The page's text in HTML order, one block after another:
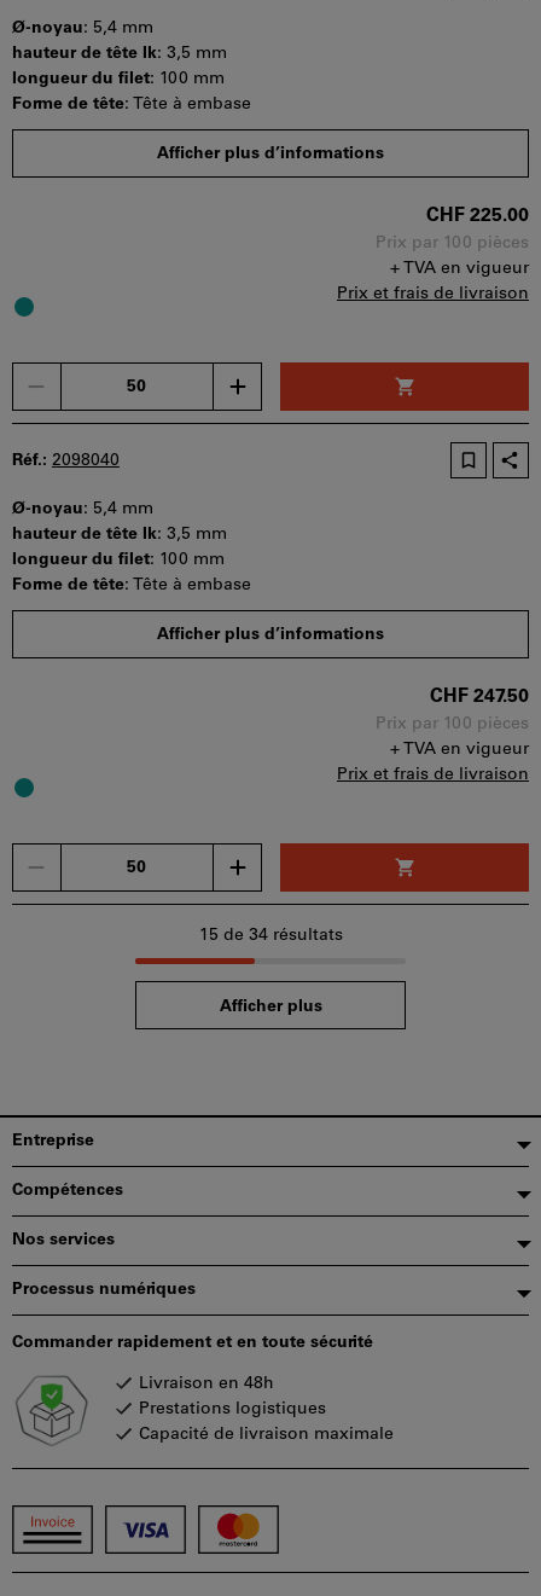
être
utilisé
par
panier.
Ø-noyau: 5,4 mm
hauteur de tête lk: 3,5 mm
longueur du filet: 100 mm
Forme de tête: Tête à embase
Quantité minimale de commande : 50 pièces
Etapes de la commande : 50 pièces
Afficher plus d’informations
CHF 225.00
Prix par 100 pièces
+ TVA en vigueur
Prix et frais de livraison
bon
d'achat
être
utilisé
par
panier.
Réf.: 2098040
Ø-noyau: 5,4 mm
hauteur de tête lk: 3,5 mm
longueur du filet: 100 mm
Forme de tête: Tête à embase
Quantité minimale de commande : 50 pièces
Etapes de la commande : 50 pièces
Afficher plus d’informations
CHF 247.50
Prix par 100 pièces
+ TVA en vigueur
Prix et frais de livraison
bon
15 de 34 résultats
Afficher plus
Pied
de
page
Entreprise
Compétences
Nos services
Processus numériques
Commander rapidement et en toute sécurité
Livraison en 48h
Prestations logistiques
Capacité de livraison maximale